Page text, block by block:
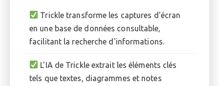
Trickle transforme les captures d'écran
en une base de données consultable,
facilitant la recherche d'informations.
L'IA de Trickle extrait les éléments clés
tels que textes, diagrammes et notes